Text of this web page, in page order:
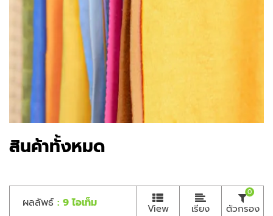
สินค้าทั้งหมด
ผลลัพธ์ : 9 ไอเท็ม View เรียง ตัวกรอง
0